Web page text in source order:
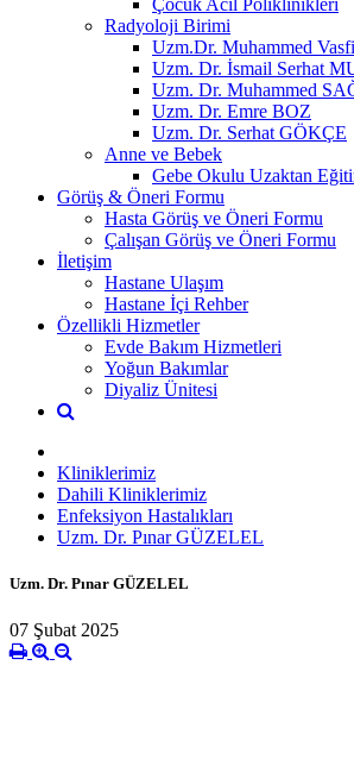
Radyoloji Birimi
Uzm.Dr. Muhammed
Uzm. Dr. İsmail Serhat
Uzm. Dr. Muhammed
Uzm. Dr. Emre BOZ
Uzm. Dr. Serhat GÖKÇE
Anne ve Bebek
Gebe Okulu Uzaktan
Görüş & Öneri Formu
Hasta Görüş ve Öneri Formu
Çalışan Görüş ve Öneri Formu
İletişim
Hastane Ulaşım
Hastane İçi Rehber
Özellikli Hizmetler
Evde Bakım Hizmetleri
Yoğun Bakımlar
Diyaliz Ünitesi
Kliniklerimiz
Dahili Kliniklerimiz
Enfeksiyon Hastalıkları
Uzm. Dr. Pınar GÜZELEL
Uzm. Dr. Pınar GÜZELEL
07 Şubat 2025